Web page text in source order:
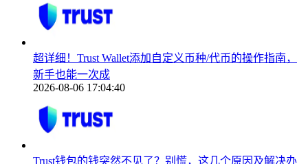
超详细！Trust Wallet添加自定义币种/代币的操作指南，
新手也能一次成
2026-08-06 17:04:40
Trust钱包的钱突然不见了？别慌，这几个原因及解决办